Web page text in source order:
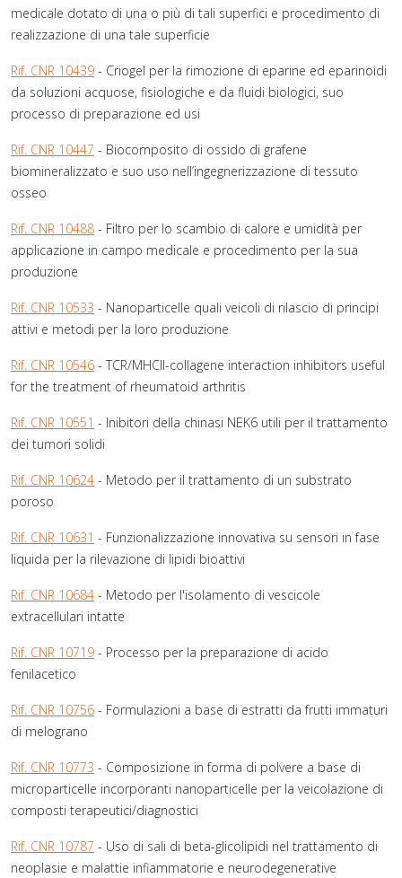
medicale dotato di una o più di tali superfici e procedimento di
realizzazione di una tale superficie
Rif. CNR 10439 - Criogel per la rimozione di eparine ed eparinoidi
da soluzioni acquose, fisiologiche e da fluidi biologici, suo
processo di preparazione ed usi
Rif. CNR 10447 - Biocomposito di ossido di grafene
biomineralizzato e suo uso nell’ingegnerizzazione di tessuto
osseo
Rif. CNR 10488 - Filtro per lo scambio di calore e umidità per
applicazione in campo medicale e procedimento per la sua
produzione
Rif. CNR 10533 - Nanoparticelle quali veicoli di rilascio di principi
attivi e metodi per la loro produzione
Rif. CNR 10546 - TCR/MHCII-collagene interaction inhibitors useful
for the treatment of rheumatoid arthritis
Rif. CNR 10551 - Inibitori della chinasi NEK6 utili per il trattamento
dei tumori solidi
Rif. CNR 10624 - Metodo per il trattamento di un substrato
poroso
Rif. CNR 10631 - Funzionalizzazione innovativa su sensori in fase
liquida per la rilevazione di lipidi bioattivi
Rif. CNR 10684 - Metodo per l'isolamento di vescicole
extracellulari intatte
Rif. CNR 10719 - Processo per la preparazione di acido
fenilacetico
Rif. CNR 10756 - Formulazioni a base di estratti da frutti immaturi
di melograno
Rif. CNR 10773 - Composizione in forma di polvere a base di
microparticelle incorporanti nanoparticelle per la veicolazione di
composti terapeutici/diagnostici
Rif. CNR 10787 - Uso di sali di beta-glicolipidi nel trattamento di
neoplasie e malattie infiammatorie e neurodegenerative